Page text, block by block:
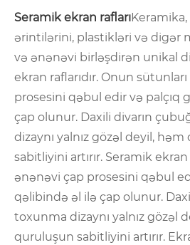
Seramik ekran rafları
ərintilərini, plastikləri və digər
və ənənəvi birləşdirən unikal
ekran raflarıdır. Onun
prosesini qəbul edir və palçıq
çap olunur. Daxili divarın
dizaynı yalnız gözəl deyil,
sabitliyini artırır. Seramik ekran
ənənəvi çap prosesini qəbul
qəlibində əl ilə çap olunur.
toxunma dizaynı yalnız gözəl
quruluşun sabitliyini artırır.